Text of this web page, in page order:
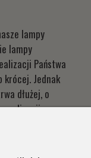
lampy
lampy
Państwa
krócej. Jednak
dłużej, o
realizacji
W